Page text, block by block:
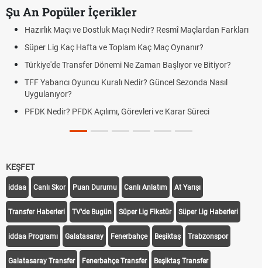
Şu An Popüler İçerikler
Hazırlık Maçı ve Dostluk Maçı Nedir? Resmî Maçlardan Farkları
Süper Lig Kaç Hafta ve Toplam Kaç Maç Oynanır?
Türkiye'de Transfer Dönemi Ne Zaman Başlıyor ve Bitiyor?
TFF Yabancı Oyuncu Kuralı Nedir? Güncel Sezonda Nasıl
Uygulanıyor?
PFDK Nedir? PFDK Açılımı, Görevleri ve Karar Süreci
KEŞFET
iddaa Canlı Skor Puan Durumu Canlı Anlatım At Yarışı
Transfer Haberleri TV'de Bugün Süper Lig Fikstür Süper Lig Haberleri
iddaa Programı Galatasaray Fenerbahçe Beşiktaş Trabzonspor